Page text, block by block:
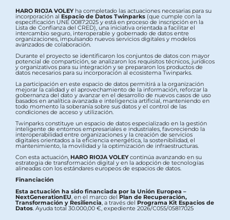
HARO RIOJA VOLEYha completado las actuaciones necesarias para su
incorporación al Espacio de Datos Twinparks (que cumple con la
especificación UNE 0087:2025 y está en proceso de inscripción en la
Lista de Confianza del CRED), una iniciativa orientada a facilitar el
intercambio seguro, interoperable y gobernado de datos entre
organizaciones, impulsando nuevos servicios digitales y modelos
avanzados de colaboración.
Durante el proyecto se identificaron los conjuntos de datos con mayor
potencial de compartición, se analizaron los requisitos técnicos, jurídicos
y organizativos para su integración y se prepararon los productos de
datos necesarios para su incorporación al ecosistema Twinparks.
La participación en este espacio de datos permitirá a la organización
mejorar la calidad y el aprovechamiento de la información, reforzar la
gobernanza del dato y avanzar en el desarrollo de nuevos casos de uso
basados en analítica avanzada e inteligencia artificial, manteniendo en
todo momento la soberanía sobre sus datos y el control de las
condiciones de acceso y utilización.
Twinparks constituye un espacio de datos especializado en la gestión
inteligente de entornos empresariales e industriales, favoreciendo la
interoperabilidad entre organizaciones y la creación de servicios
digitales orientados a la eficiencia energética, la sostenibilidad, el
mantenimiento, la movilidad y la optimización de infraestructuras.
Con esta actuación, HARO RIOJA VOLEYcontinúa avanzando en su
estrategia de transformación digital y en la adopción de tecnologías
alineadas con los estándares europeos de espacios de datos.
Financiación
Esta actuación ha sido financiada por la Unión Europea –
NextGenerationEU , en el marco delPlan de Recuperación,
Transformación y Resiliencia , a través del Programa Kit Espacios de
Datos . Ayuda total 30.000,00 €, expediente 2026/C055/05817025